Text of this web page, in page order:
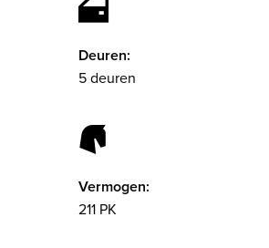
Deuren:
5 deuren
Vermogen:
211 PK